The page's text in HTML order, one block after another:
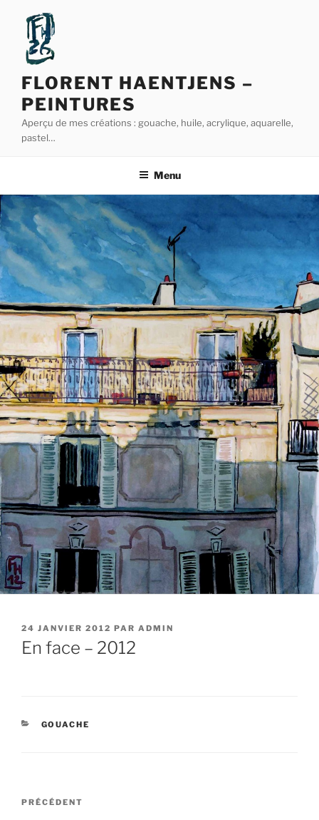
contenu
principal
FLORENT HAENTJENS –
PEINTURES
Aperçu de mes créations : gouache, huile, acrylique, aquarelle,
pastel…
Menu
PUBLIÉ
LE
24 JANVIER 2012 PAR ADMIN
En face – 2012
CATÉGORIES
GOUACHE
Navigation
Article
PRÉCÉDENT